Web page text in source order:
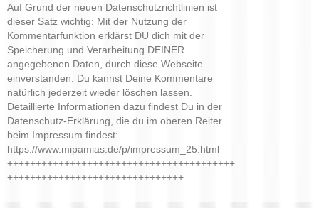
Auf Grund der neuen Datenschutzrichtlinien ist
dieser Satz wichtig: Mit der Nutzung der
Kommentarfunktion erklärst DU dich mit der
Speicherung und Verarbeitung DEINER
angegebenen Daten, durch diese Webseite
einverstanden. Du kannst Deine Kommentare
natürlich jederzeit wieder löschen lassen.
Detaillierte Informationen dazu findest Du in der
Datenschutz-Erklärung, die du im oberen Reiter
beim Impressum findest:
https://www.mipamias.de/p/impressum_25.html
++++++++++++++++++++++++++++++++++++++++
+++++++++++++++++++++++++++++++